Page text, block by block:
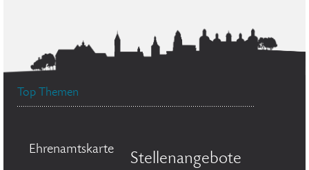
Top Themen
Ehrenamtskarte
Stellenangebote